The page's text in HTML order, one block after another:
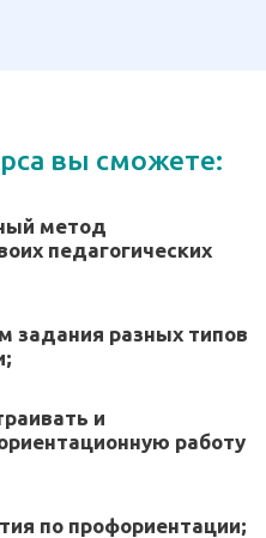
вы сможете:
метод
педагогических
задания разных типов
и
работу
по профориентации;